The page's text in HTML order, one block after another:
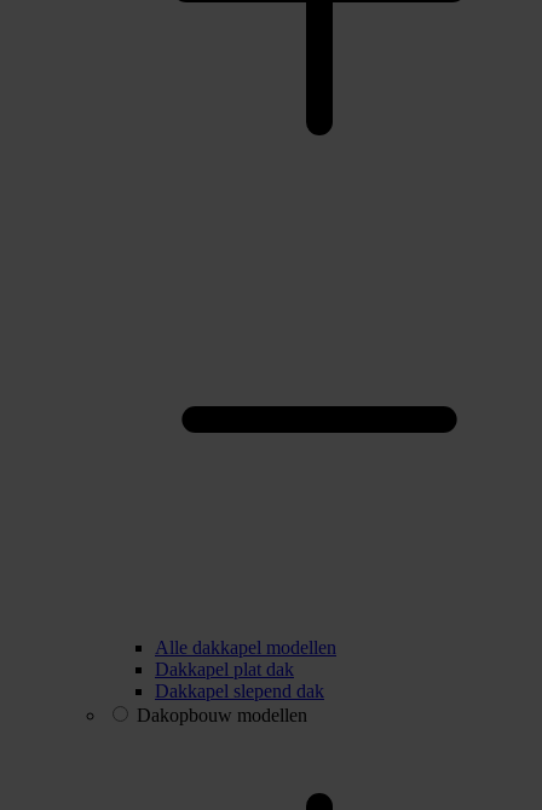
Alle dakkapel modellen
Dakkapel plat dak
Dakkapel slepend dak
Dakopbouw modellen